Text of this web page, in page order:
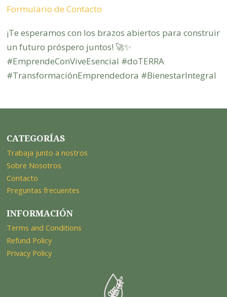
Formulario de Contacto
¡Te esperamos con los brazos abiertos para construir
un futuro próspero juntos! 🚀✨
#EmprendeConViveEsencial #doTERRA
#TransformaciónEmprendedora #BienestarIntegral
CATEGORÍAS
Trabaja junto a nostros
Sobre Nosotros
Contacto
Preguntas frecuentes
INFORMACIÓN
Terms and Conditions
Refund Policy
Privacy Policy